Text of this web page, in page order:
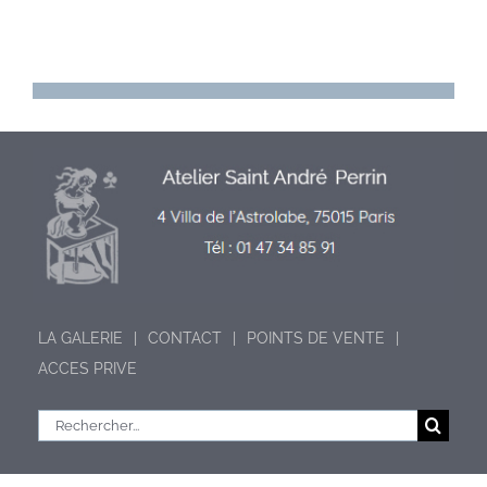
LA GALERIE CONTACT
POINTS DE VENTE
ACCES PRIVE
Rechercher: